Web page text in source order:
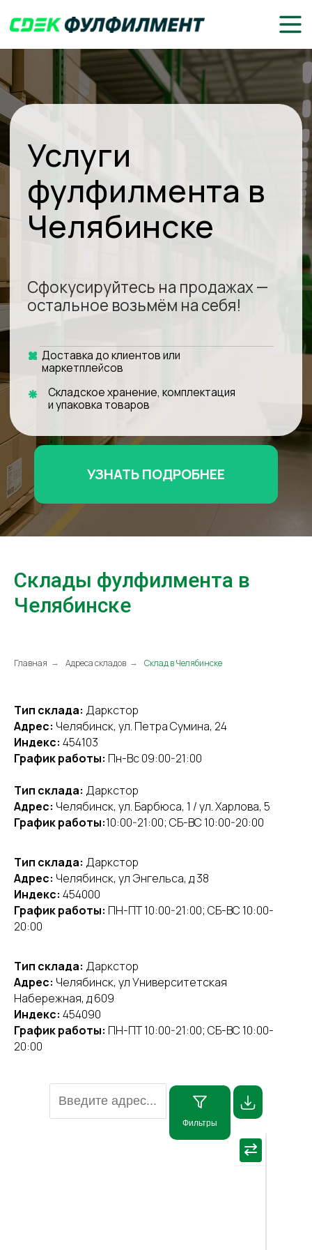
Услуги
Челябинске
Сфокусируйтесь на продажах —
остальное возьмём на себя!
Складское хранение, комплектация
и упаковка товаров
Склады фулфилмента в
Челябинске
Главная → Адреса складов → Склад в Челябинске
Тип склада: Даркстор
Адрес: Челябинск, ул. Петра Сумина, 24
Индекс: 454103
График работы: Пн-Вс 09:00-21:00
Тип склада: Даркстор
Адрес: Челябинск, ул. Барбюса, 1 / ул. Харлова, 5
График работы:10:00-21:00; СБ-ВС 10:00-20:00
Тип склада: Даркстор
Адрес: Челябинск, ул Энгельса, д 38
Индекс: 454000
График работы: ПН-ПТ 10:00-21:00; СБ-ВС 10:00-
20:00
Тип склада: Даркстор
Адрес: Челябинск, ул Университетская
Набережная, д 609
Индекс: 454090
График работы: ПН-ПТ 10:00-21:00; СБ-ВС 10:00-
20:00
Фильтры
×
⇄